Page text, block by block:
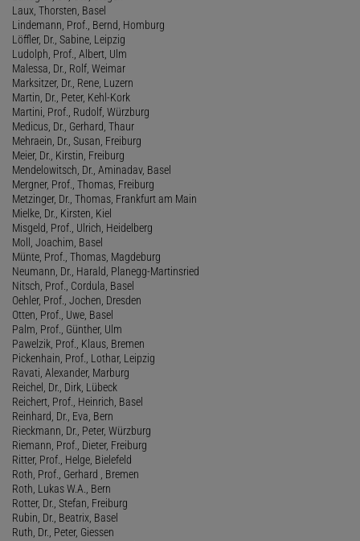
Laux, Thorsten, Basel
Lindemann, Prof., Bernd, Homburg
Löffler, Dr., Sabine, Leipzig
Ludolph, Prof., Albert, Ulm
Malessa, Dr., Rolf, Weimar
Marksitzer, Dr., Rene, Luzern
Martin, Dr., Peter, Kehl-Kork
Martini, Prof., Rudolf, Würzburg
Medicus, Dr., Gerhard, Thaur
Mehraein, Dr., Susan, Freiburg
Meier, Dr., Kirstin, Freiburg
Mendelowitsch, Dr., Aminadav, Basel
Mergner, Prof., Thomas, Freiburg
Metzinger, Dr., Thomas, Frankfurt am Main
Mielke, Dr., Kirsten, Kiel
Misgeld, Prof., Ulrich, Heidelberg
Moll, Joachim, Basel
Münte, Prof., Thomas, Magdeburg
Neumann, Dr., Harald, Planegg-Martinsried
Nitsch, Prof., Cordula, Basel
Oehler, Prof., Jochen, Dresden
Otten, Prof., Uwe, Basel
Palm, Prof., Günther, Ulm
Pawelzik, Prof., Klaus, Bremen
Pickenhain, Prof., Lothar, Leipzig
Ravati, Alexander, Marburg
Reichel, Dr., Dirk, Lübeck
Reichert, Prof., Heinrich, Basel
Reinhard, Dr., Eva, Bern
Rieckmann, Dr., Peter, Würzburg
Riemann, Prof., Dieter, Freiburg
Ritter, Prof., Helge, Bielefeld
Roth, Prof., Gerhard , Bremen
Roth, Lukas W.A., Bern
Rotter, Dr., Stefan, Freiburg
Rubin, Dr., Beatrix, Basel
Ruth, Dr., Peter, Giessen